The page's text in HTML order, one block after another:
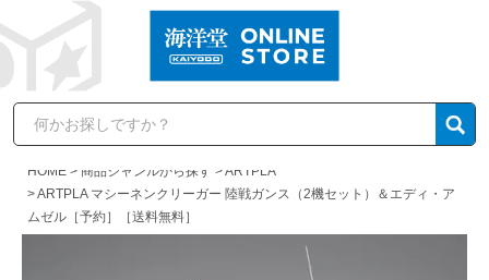
HOME 商品ジャンルから探す
ARTPLA
ARTPLA マシーネンクリーガー 陸戦ガンス（2機セット）＆エディ・ア
ムゼル［予約］［送料無料］